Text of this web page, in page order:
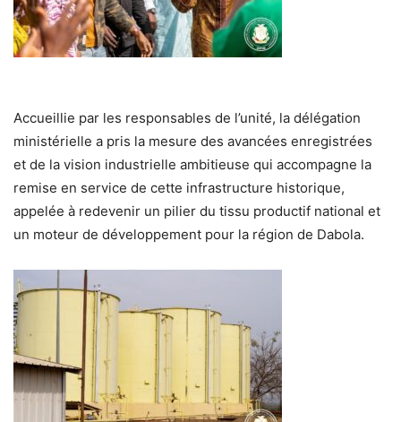
Accueillie par les responsables de l’unité, la délégation
ministérielle a pris la mesure des avancées enregistrées
et de la vision industrielle ambitieuse qui accompagne la
remise en service de cette infrastructure historique,
appelée à redevenir un pilier du tissu productif national et
un moteur de développement pour la région de Dabola.